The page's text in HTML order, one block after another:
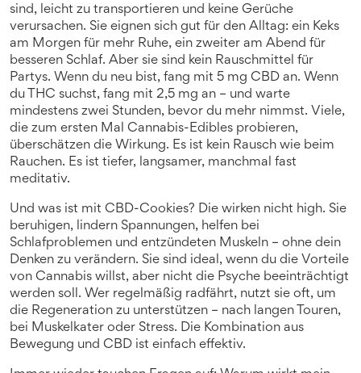
sind, leicht zu transportieren und keine Gerüche
verursachen. Sie eignen sich gut für den Alltag: ein Keks
am Morgen für mehr Ruhe, ein zweiter am Abend für
besseren Schlaf. Aber sie sind kein Rauschmittel für
Partys. Wenn du neu bist, fang mit 5 mg CBD an. Wenn
du THC suchst, fang mit 2,5 mg an – und warte
mindestens zwei Stunden, bevor du mehr nimmst. Viele,
die zum ersten Mal Cannabis-Edibles probieren,
überschätzen die Wirkung. Es ist kein Rausch wie beim
Rauchen. Es ist tiefer, langsamer, manchmal fast
meditativ.
Und was ist mit CBD-Cookies? Die wirken nicht high. Sie
beruhigen, lindern Spannungen, helfen bei
Schlafproblemen und entzündeten Muskeln – ohne dein
Denken zu verändern. Sie sind ideal, wenn du die Vorteile
von Cannabis willst, aber nicht die Psyche beeinträchtigt
werden soll. Wer regelmäßig radfährt, nutzt sie oft, um
die Regeneration zu unterstützen – nach langen Touren,
bei Muskelkater oder Stress. Die Kombination aus
Bewegung und CBD ist einfach effektiv.